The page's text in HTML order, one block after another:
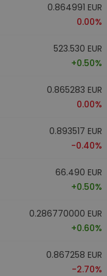
0.864991 EUR
0.00%
523.530 EUR
+0.50%
0.865283 EUR
0.00%
0.893517 EUR
-0.40%
66.490 EUR
+0.50%
0.286770000 EUR
+0.60%
0.867258 EUR
-2.70%